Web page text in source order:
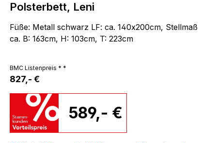
Polsterbett, Leni
Füße: Metall schwarz LF: ca. 140x200cm, Stellmaß
ca. B: 163cm, H: 103cm, T: 223cm
BMC Listenpreis * *
827,- €
589,- €